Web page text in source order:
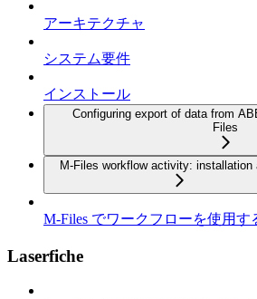
アーキテクチャ
システム要件
インストール
Configuring export of data from
Files
M-Files workflow activity: installation
M-Files でワークフローを使用す
Laserfiche